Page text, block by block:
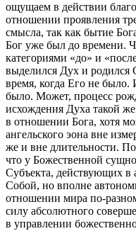
ощущаем в действии
отношении проявления
смысла, так как бытие
Бог уже был до времени.
категориями «до» и
выделился Дух и родился
время, когда Его не
было. Может, процесс
исхождения Духа такой
в отношении Бога, хотя
ангельского эона вне
же и вне длительности.
что у Божественной
Субъекта, действующих в
Собой, но вполне
отношении мира по-
силу абсолютного
в управлении